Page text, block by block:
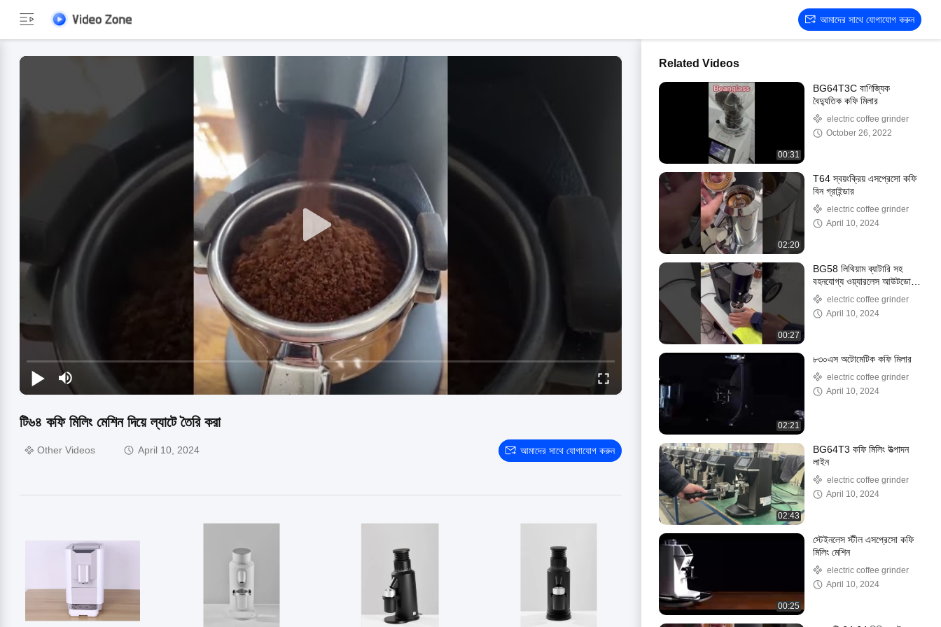
আমাদের সাথে যোগাযোগ করুন
টি৬৪ কফি মিলিং মেশিন দিয়ে ল্যাটে তৈরি করা
Other Videos April 10, 2024 আমাদের সাথে যোগাযোগ করুন
Related Videos
00:31
BG64T3C বাণিজ্যিক
বৈদ্যুতিক কফি মিলার
electric coffee grinder
October 26, 2022
02:20
T64 স্বয়ংক্রিয় এসপ্রেসো কফি
বিন গ্রাইন্ডার
electric coffee grinder
April 10, 2024
00:27
BG58 লিথিয়াম ব্যাটারি সহ
বহনযোগ্য ওয়্যারলেস আউটডোর
ফিল্টার/ভর-ওভার কফি মিলার
electric coffee grinder
April 10, 2024
02:21
৮৩০এস অটোমেটিক কফি মিলার
electric coffee grinder
April 10, 2024
02:43
BG64T3 কফি মিলিং উত্পাদন
লাইন
electric coffee grinder
April 10, 2024
00:25
স্টেইনলেস স্টীল এসপ্রেসো কফি
মিলিং মেশিন
electric coffee grinder
April 10, 2024